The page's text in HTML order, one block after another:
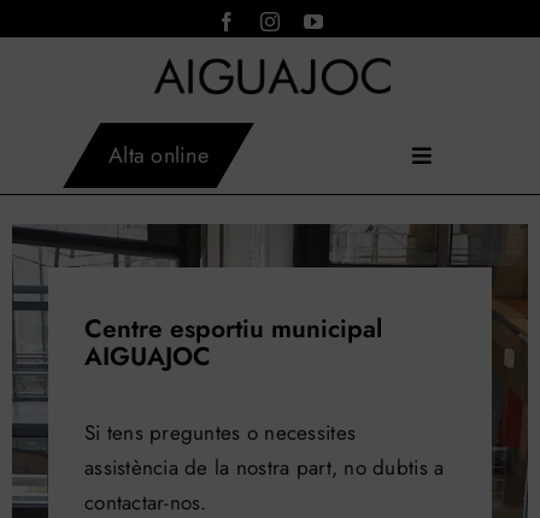
Alta online
Toggle
Navigation
Inici
Instal·lacions
Activitats
Serveis
Tarifes
Horaris
Aiguajoc
Contacte
Blog
Centre esportiu municipal
AIGUAJOC
Si tens preguntes o necessites
assistència de la nostra part, no dubtis a
contactar-nos.
AIGUAJOC
Asistent virtual · en línia ×